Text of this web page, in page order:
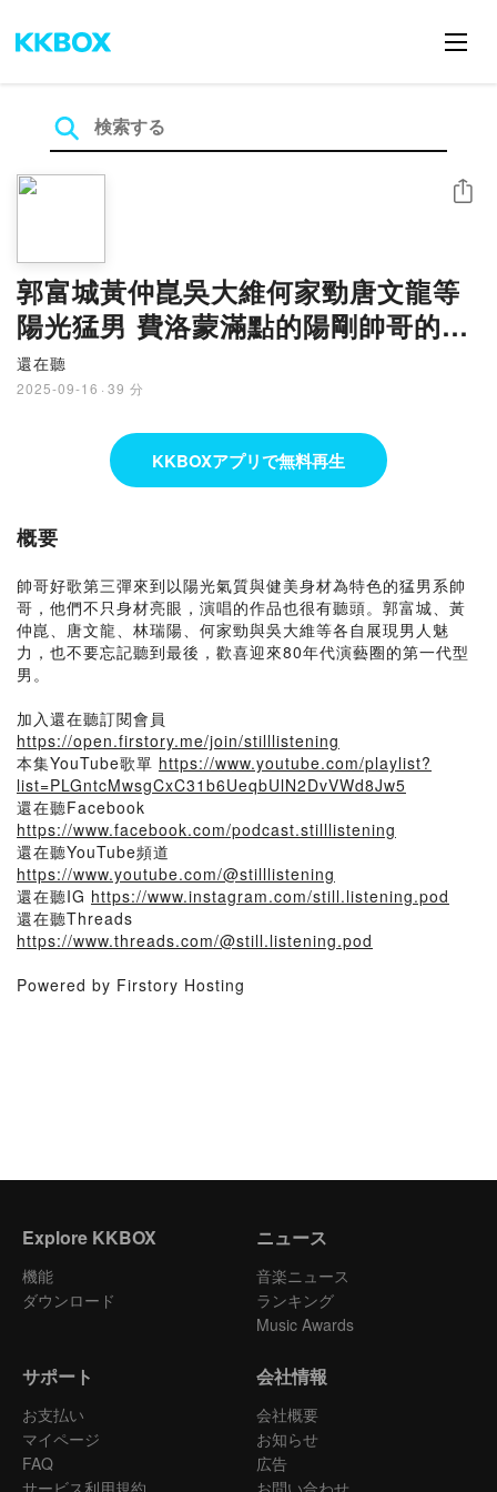
郭富城黃仲崑吳大維何家勁唐文龍等
陽光猛男 費洛蒙滿點的陽剛帥哥的好
歌 | EP133
還在聽
2025-09-16 · 39 分
シェア
KKBOXアプリで無料再生
概要
帥哥好歌第三彈來到以陽光氣質與健美身材為特色的猛男系帥
哥，他們不只身材亮眼，演唱的作品也很有聽頭。郭富城、黃
仲崑、唐文龍、林瑞陽、何家勁與吳大維等各自展現男人魅
力，也不要忘記聽到最後，歡喜迎來80年代演藝圈的第一代型
男。
加入還在聽訂閱會員
https://open.firstory.me/join/stilllistening
本集YouTube歌單 https://www.youtube.com/playlist?
list=PLGntcMwsgCxC31b6UeqbUlN2DvVWd8Jw5
還在聽Facebook
https://www.facebook.com/podcast.stilllistening
還在聽YouTube頻道
https://www.youtube.com/@stilllistening
還在聽IG https://www.instagram.com/still.listening.pod
還在聽Threads
https://www.threads.com/@still.listening.pod
Powered by Firstory Hosting
Explore KKBOX
機能
ダウンロード
ニュース
音楽ニュース
ランキング
Music Awards
サポート
お支払い
マイページ
FAQ
サービス利用規約
会社情報
会社概要
お知らせ
広告
お問い合わせ